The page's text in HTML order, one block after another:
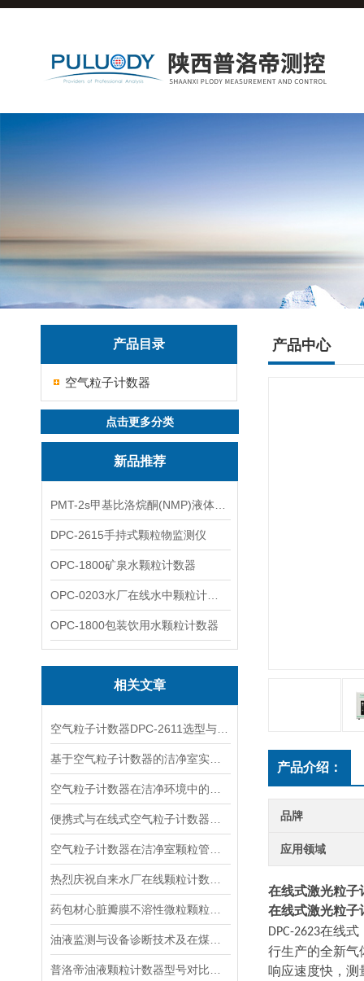
产品目录
空气粒子计数器
点击更多分类
新品推荐
DPC-2615手持式颗粒物监测仪
OPC-1800矿泉水颗粒计数器
OPC-1800包装饮用水颗粒计数器
相关文章
产品中心
产品介绍：
品牌
应用领域
在线式激光粒子
在线式激光粒子
DPC-2623在线式
行生产的全新气
响应速度快，测